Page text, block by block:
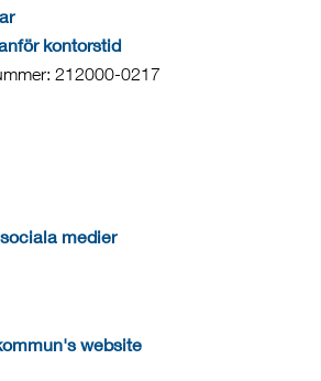
kontorstid
212000-0217
medier
website